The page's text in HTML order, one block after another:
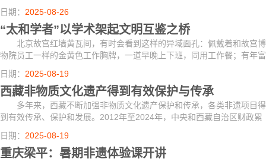
孔子思想与儒家文化的重要窗口，吸引大量游客参观学习，展现出传统文
化在当代...
日期： 2025-08-26
“太和学者”以学术架起文明互鉴之桥
北京故宫红墙黄瓦间，有时会看到这样的异域面孔：佩戴着和故宫博
物院员工一样的金黄色工作胸牌，一道早晚上下班，同用工作餐；有年富
力强的青年，亦有须发花白的长者……他们是来访的太和学者。
日期： 2025-08-19
西藏非物质文化遗产得到有效保护与传承
多年来，西藏不断加强非物质文化遗产保护和传承，各类非遗项目得
到有效传承、保护和发展。2012年至2024年，中央和西藏自治区财政累
计投入专项资金4.73亿元，用于西藏非物质文化遗产代表性项目保护、国
家级非遗代...
日期： 2025-08-19
重庆梁平：暑期非遗体验课开讲